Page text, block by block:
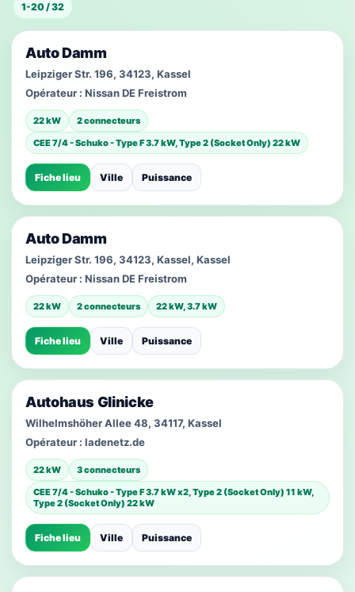
1-20 / 32
Auto Damm
Leipziger Str. 196, 34123, Kassel
Opérateur : Nissan DE Freistrom
22 kW
2 connecteurs
CEE 7/4 - Schuko - Type F 3.7 kW, Type 2 (Socket Only) 22 kW
Fiche lieu Ville Puissance
Auto Damm
Leipziger Str. 196, 34123, Kassel, Kassel
Opérateur : Nissan DE Freistrom
22 kW 2 connecteurs 22 kW, 3.7 kW
Fiche lieu Ville Puissance
Autohaus Glinicke
Wilhelmshöher Allee 48, 34117, Kassel
Opérateur : ladenetz.de
22 kW
3 connecteurs
CEE 7/4 - Schuko - Type F 3.7 kW x2, Type 2 (Socket Only) 11 kW,
Type 2 (Socket Only) 22 kW
Fiche lieu Ville Puissance